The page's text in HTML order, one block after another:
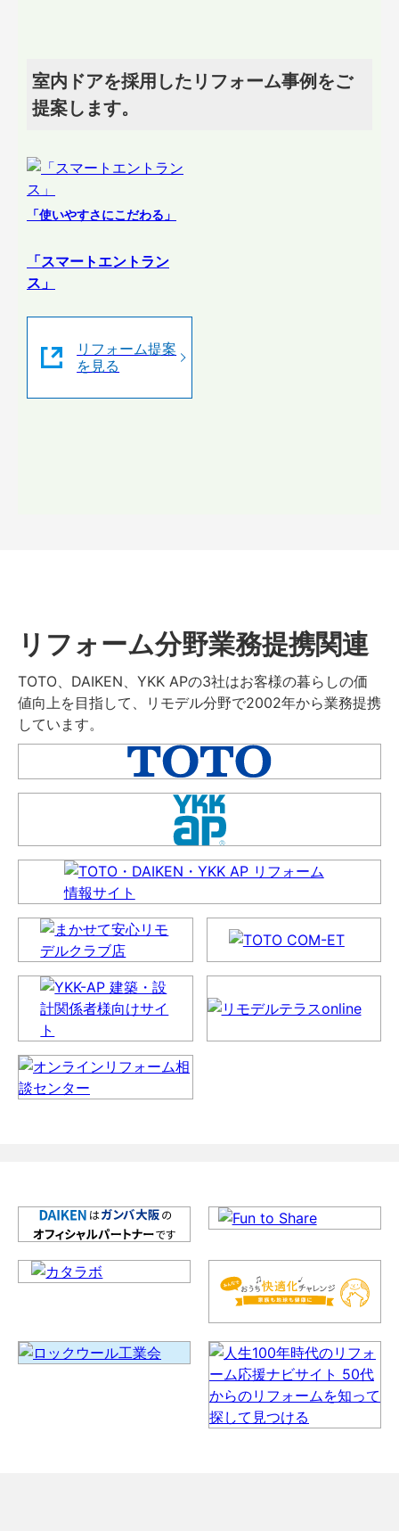
室内ドアを採用したリフォーム事例をご
提案します。
「使いやすさにこだわる」
「スマートエントラン
ス」
リフォーム提案
を見る
リフォーム分野業務提携関連
TOTO、DAIKEN、YKK APの3社はお客様の暮らしの価
値向上を目指して、リモデル分野で2002年から業務提携
しています。